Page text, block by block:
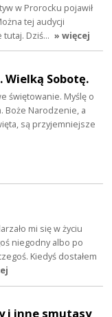
w Prorocku pojawił
tej audycji
tutaj. Dziś… » więcej
Wielką Sobotę.
świętowanie. Myślę o
Boże Narodzenie, a
są przyjemniejsze
mi się w życiu
niegodny albo po
Kiedyś dostałem
i inne smutasy